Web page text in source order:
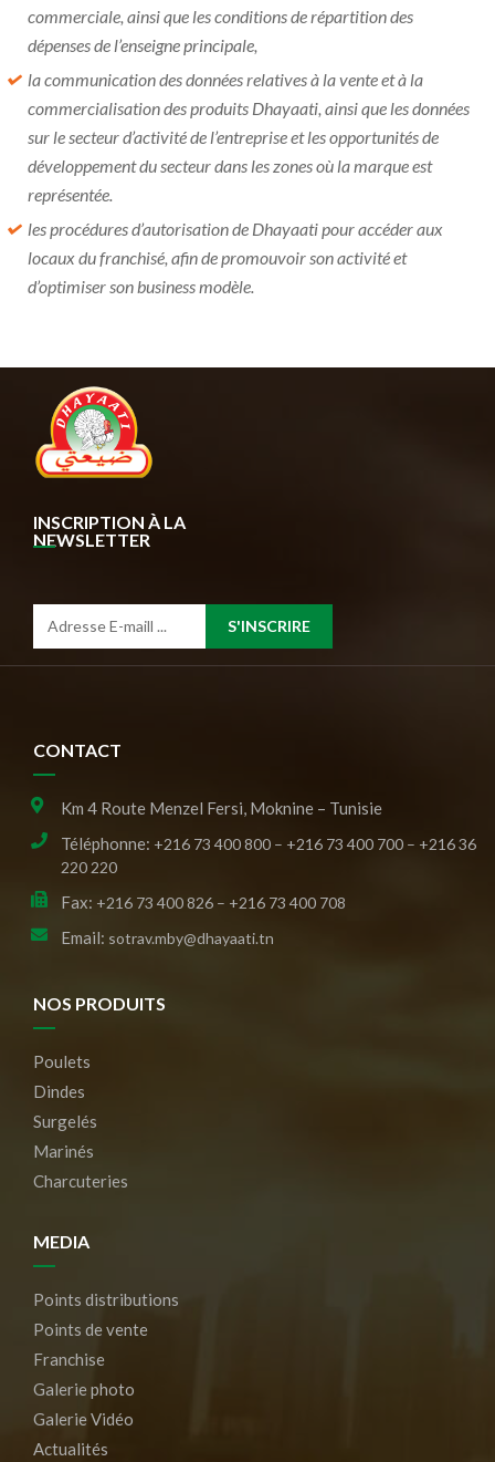
commerciale, ainsi que les conditions de répartition des
dépenses de l’enseigne principale,
la communication des données relatives à la vente et à la
commercialisation des produits Dhayaati, ainsi que les données
sur le secteur d’activité de l’entreprise et les opportunités de
développement du secteur dans les zones où la marque est
représentée.
les procédures d’autorisation de Dhayaati pour accéder aux
locaux du franchisé, afin de promouvoir son activité et
d’optimiser son business modèle.
INSCRIPTION À LA
NEWSLETTER
S'INSCRIRE
CONTACT
Km 4 Route Menzel Fersi, Moknine – Tunisie
Téléphonne: +216 73 400 800 – +216 73 400 700 – +216 36
220 220
Fax: +216 73 400 826 – +216 73 400 708
Email: sotrav.mby@dhayaati.tn
NOS PRODUITS
Poulets
Dindes
Surgelés
Marinés
Charcuteries
MEDIA
Points distributions
Points de vente
Franchise
Galerie photo
Galerie Vidéo
Actualités